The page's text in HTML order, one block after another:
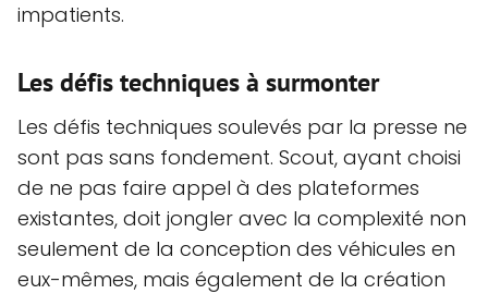
impatients.
Les défis techniques à surmonter
Les défis techniques soulevés par la presse ne
sont pas sans fondement. Scout, ayant choisi
de ne pas faire appel à des plateformes
existantes, doit jongler avec la complexité non
seulement de la conception des véhicules en
eux-mêmes, mais également de la création